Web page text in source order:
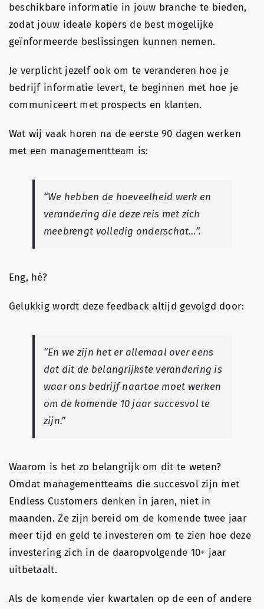
beschikbare informatie in jouw branche te bieden,
zodat jouw ideale kopers de best mogelijke
geïnformeerde beslissingen kunnen nemen.
Je verplicht jezelf ook om te veranderen hoe je
bedrijf informatie levert, te beginnen met hoe je
communiceert met prospects en klanten.
Wat wij vaak horen na de eerste 90 dagen werken
met een managementteam is:
“We hebben de hoeveelheid werk en
verandering die deze reis met zich
meebrengt volledig onderschat…”.
Eng, hè?
Gelukkig wordt deze feedback altijd gevolgd door:
“En we zijn het er allemaal over eens
dat dit de belangrijkste verandering is
waar ons bedrijf naartoe moet werken
om de komende 10 jaar succesvol te
zijn.”
Waarom is het zo belangrijk om dit te weten?
Omdat managementteams die succesvol zijn met
Endless Customers denken in jaren, niet in
maanden. Ze zijn bereid om de komende twee jaar
meer tijd en geld te investeren om te zien hoe deze
investering zich in de daaropvolgende 10+ jaar
uitbetaalt.
Als de komende vier kwartalen op de een of andere